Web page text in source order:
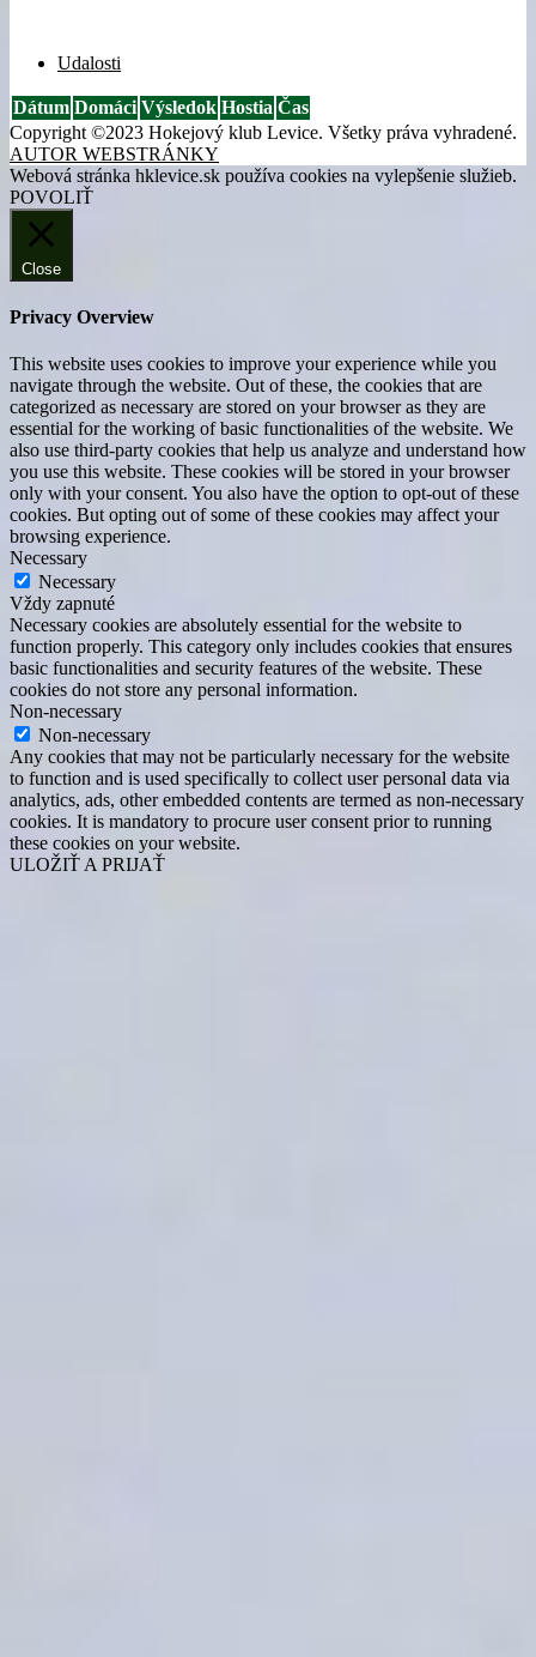
Udalosti
Dátum Domáci Výsledok Hostia Čas
Copyright ©2023 Hokejový klub Levice. Všetky práva vyhradené.
AUTOR WEBSTRÁNKY
Webová stránka hklevice.sk používa cookies na vylepšenie služieb.
POVOLIŤ
Close
Privacy Overview
This website uses cookies to improve your experience while you
navigate through the website. Out of these, the cookies that are
categorized as necessary are stored on your browser as they are
essential for the working of basic functionalities of the website. We
also use third-party cookies that help us analyze and understand how
you use this website. These cookies will be stored in your browser
only with your consent. You also have the option to opt-out of these
cookies. But opting out of some of these cookies may affect your
browsing experience.
Necessary
Necessary
Vždy zapnuté
Necessary cookies are absolutely essential for the website to
function properly. This category only includes cookies that ensures
basic functionalities and security features of the website. These
cookies do not store any personal information.
Non-necessary
Non-necessary
Any cookies that may not be particularly necessary for the website
to function and is used specifically to collect user personal data via
analytics, ads, other embedded contents are termed as non-necessary
cookies. It is mandatory to procure user consent prior to running
these cookies on your website.
ULOŽIŤ A PRIJAŤ